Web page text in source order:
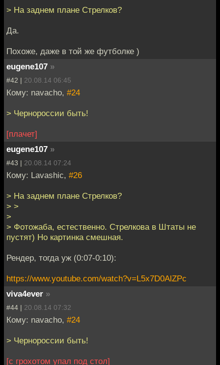
> На заднем плане Стрелков?
Да.
Похоже, даже в той же футболке )
eugene107 »
#42 | 20.08.14 06:45
Кому: navacho, #24
> Чернороссии быть!
[плачет]
eugene107 »
#43 | 20.08.14 07:24
Кому: Lavashic, #26
> На заднем плане Стрелков?
> >
>
> Фотожаба, естественно. Стрелкова в Штаты не
пустят) Но картинка смешная.
Рендер, тогда уж (0:07-0:10):
https://www.youtube.com/watch?v=L5x7D0AlZPc
viva4ever »
#44 | 20.08.14 07:32
Кому: navacho, #24
> Чернороссии быть!
[с грохотом упал под стол]